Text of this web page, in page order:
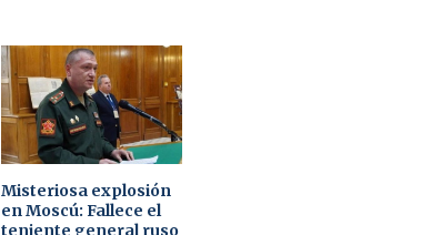
Misteriosa explosión
en Moscú: Fallece el
teniente general ruso